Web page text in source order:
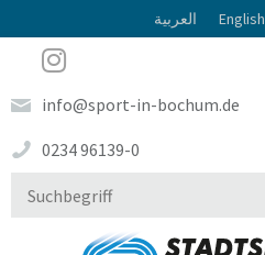
العربية English
info@sport-in-bochum.de
0234 96139-0